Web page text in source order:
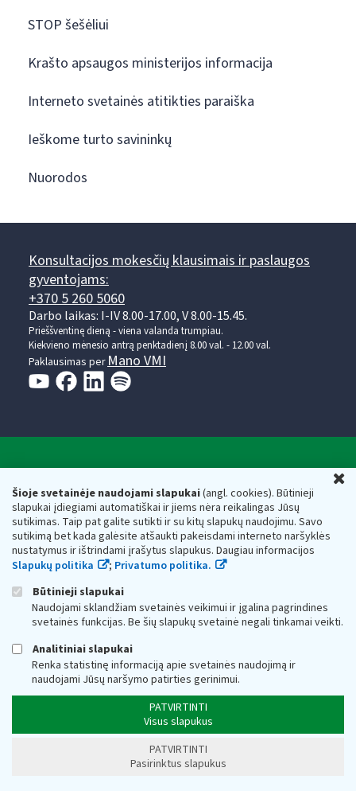
Šioje svetainėje naudojami slapukai(angl. cookies). Būtinieji
slapukai įdiegiami automatiškai ir jiems nėra reikalingas Jūsų
sutikimas. Taip pat galite sutikti ir su kitų slapukų naudojimu. Savo
sutikimą bet kada galėsite atšaukti pakeisdami interneto naršyklės
nustatymus ir ištrindami įrašytus slapukus. Daugiau informacijos
Slapukų politika
; Privatumo politika.
Būtinieji slapukai
Naudojami sklandžiam svetainės veikimui ir įgalina pagrindines
svetainės funkcijas. Be šių slapukų svetainė negali tinkamai veikti.
Analitiniai slapukai
Renka statistinę informaciją apie svetainės naudojimą ir
naudojami Jūsų naršymo patirties gerinimui.
PATVIRTINTI
Visus slapukus
PATVIRTINTI
Pasirinktus slapukus
STOP šešėliui
Krašto apsaugos ministerijos informacija
Interneto svetainės atitikties paraiška
Ieškome turto savininkų
Nuorodos
Konsultacijos mokesčių klausimais ir paslaugos
gyventojams:
+370 5 260 5060
Darbo laikas: I-IV 8.00-17.00, V 8.00-15.45.
Prieššventinę dieną - viena valanda trumpiau.
Kiekvieno mėnesio antrą penktadienį 8.00 val. - 12.00 val.
Paklausimas per Mano VMI
Respublikos finansų ministerijos
Biudžetinė įstaiga. Juridinio asmens kodas — 188659752,
adresas: Vasario 16-osios g. 14, 01107 Vilnius, Lietuva, el.paštas:
vmi@vmi.lt, E. pristatymo dėžutės adresas 188659752
Duomenys apie Valstybinę mokesčių inspekciją prie Lietuvos
Respublikos finansų ministerijos kaupiami ir saugomi Juridinių